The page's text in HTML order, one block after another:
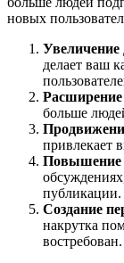
новых
Увеличение
делает ваш
Расширение
больше
привлекает
Повышение
публикации.
Создание
накрутка
востребован.